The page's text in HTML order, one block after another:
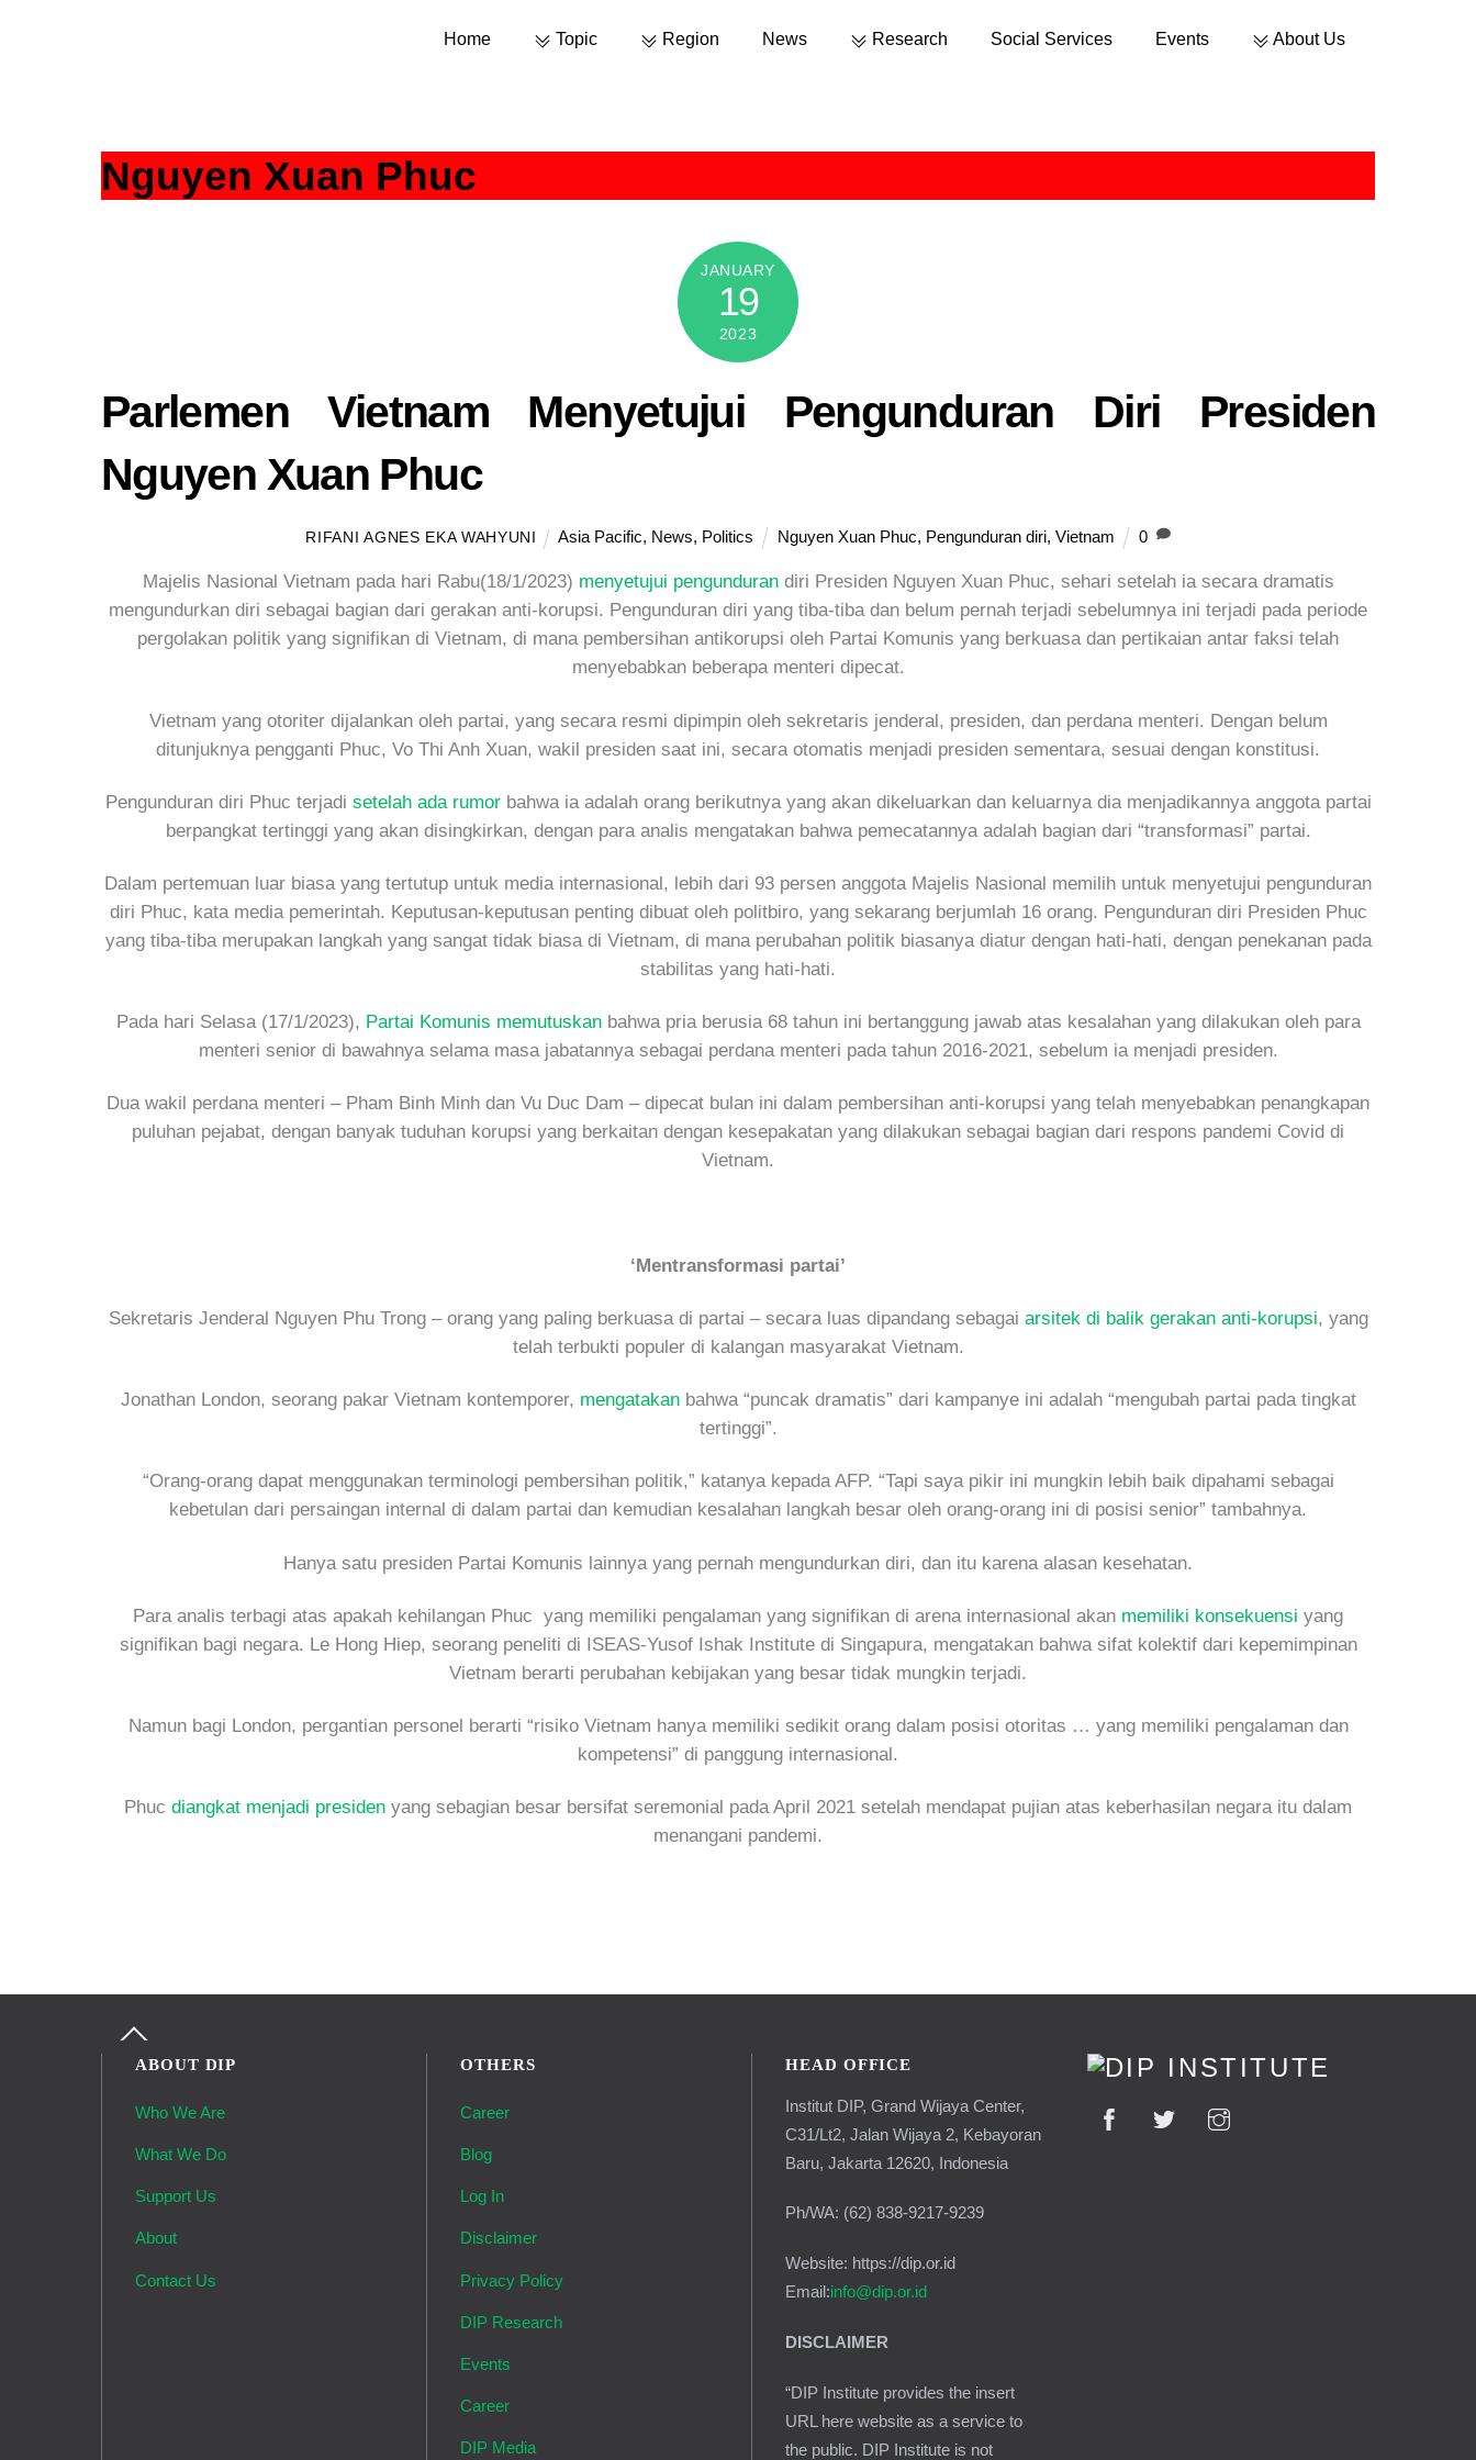
Home Topic Region News Research Social Services Events About Us
Nguyen Xuan Phuc
JANUARY
19
2023
Parlemen Vietnam Menyetujui Pengunduran Diri Presiden
Nguyen Xuan Phuc
RIFANI AGNES EKA WAHYUNI Asia Pacific, News, Politics Nguyen Xuan Phuc, Pengunduran diri,Vietnam 0
Majelis Nasional Vietnam pada hari Rabu(18/1/2023) menyetujui pengundurandiri Presiden Nguyen Xuan Phuc, sehari setelah ia secara dramatis
mengundurkan diri sebagai bagian dari gerakan anti-korupsi. Pengunduran diri yang tiba-tiba dan belum pernah terjadi sebelumnya ini terjadi pada periode
pergolakan politik yang signifikan di Vietnam, di mana pembersihan antikorupsi oleh Partai Komunis yang berkuasa dan pertikaian antar faksi telah
menyebabkan beberapa menteri dipecat.
Vietnam yang otoriter dijalankan oleh partai, yang secara resmi dipimpin oleh sekretaris jenderal, presiden, dan perdana menteri. Dengan belum
ditunjuknya pengganti Phuc, Vo Thi Anh Xuan, wakil presiden saat ini, secara otomatis menjadi presiden sementara, sesuai dengan konstitusi.
Pengunduran diri Phuc terjadi setelah ada rumorbahwa ia adalah orang berikutnya yang akan dikeluarkan dan keluarnya dia menjadikannya anggota partai
berpangkat tertinggi yang akan disingkirkan, dengan para analis mengatakan bahwa pemecatannya adalah bagian dari “transformasi” partai.
Dalam pertemuan luar biasa yang tertutup untuk media internasional, lebih dari 93 persen anggota Majelis Nasional memilih untuk menyetujui pengunduran
diri Phuc, kata media pemerintah. Keputusan-keputusan penting dibuat oleh politbiro, yang sekarang berjumlah 16 orang. Pengunduran diri Presiden Phuc
yang tiba-tiba merupakan langkah yang sangat tidak biasa di Vietnam, di mana perubahan politik biasanya diatur dengan hati-hati, dengan penekanan pada
stabilitas yang hati-hati.
Pada hari Selasa (17/1/2023), Partai Komunis memutuskanbahwa pria berusia 68 tahun ini bertanggung jawab atas kesalahan yang dilakukan oleh para
menteri senior di bawahnya selama masa jabatannya sebagai perdana menteri pada tahun 2016-2021, sebelum ia menjadi presiden.
Dua wakil perdana menteri – Pham Binh Minh dan Vu Duc Dam – dipecat bulan ini dalam pembersihan anti-korupsi yang telah menyebabkan penangkapan
puluhan pejabat, dengan banyak tuduhan korupsi yang berkaitan dengan kesepakatan yang dilakukan sebagai bagian dari respons pandemi Covid di
Vietnam.
‘Mentransformasi partai’
Sekretaris Jenderal Nguyen Phu Trong – orang yang paling berkuasa di partai – secara luas dipandang sebagai arsitek di balik gerakan anti-korupsi, yang
telah terbukti populer di kalangan masyarakat Vietnam.
Jonathan London, seorang pakar Vietnam kontemporer, mengatakanbahwa “puncak dramatis” dari kampanye ini adalah “mengubah partai pada tingkat
tertinggi”.
“Orang-orang dapat menggunakan terminologi pembersihan politik,” katanya kepada AFP. “Tapi saya pikir ini mungkin lebih baik dipahami sebagai
kebetulan dari persaingan internal di dalam partai dan kemudian kesalahan langkah besar oleh orang-orang ini di posisi senior” tambahnya.
Hanya satu presiden Partai Komunis lainnya yang pernah mengundurkan diri, dan itu karena alasan kesehatan.
Para analis terbagi atas apakah kehilangan Phuc yang memiliki pengalaman yang signifikan di arena internasional akan memiliki konsekuensi yang
signifikan bagi negara. Le Hong Hiep, seorang peneliti di ISEAS-Yusof Ishak Institute di Singapura, mengatakan bahwa sifat kolektif dari kepemimpinan
Vietnam berarti perubahan kebijakan yang besar tidak mungkin terjadi.
Namun bagi London, pergantian personel berarti “risiko Vietnam hanya memiliki sedikit orang dalam posisi otoritas … yang memiliki pengalaman dan
kompetensi” di panggung internasional.
Phuc diangkat menjadi presiden yang sebagian besar bersifat seremonial pada April 2021 setelah mendapat pujian atas keberhasilan negara itu dalam
menangani pandemi.
Back
Top
ABOUT DIP
Who We Are
What We Do
Support Us
About
Contact Us
OTHERS
Career
Blog
Log In
Disclaimer
Privacy Policy
DIP Research
Events
Career
DIP Media
HEAD OFFICE
Institut DIP, Grand Wijaya Center,
C31/Lt2, Jalan Wijaya 2, Kebayoran
Baru, Jakarta 12620, Indonesia
Ph/WA: (62) 838-9217-9239
Website: https://dip.or.id
Email:info@dip.or.id
DISCLAIMER
“DIP Institute provides the insert
URL here website as a service to
the public. DIP Institute is not